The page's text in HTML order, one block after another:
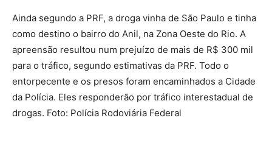
Ainda segundo a PRF, a droga vinha de São Paulo e tinha
como destino o bairro do Anil, na Zona Oeste do Rio. A
apreensão resultou num prejuízo de mais de R$ 300 mil
para o tráfico, segundo estimativas da PRF. Todo o
entorpecente e os presos foram encaminhados a Cidade
da Polícia. Eles responderão por tráfico interestadual de
drogas. Foto: Polícia Rodoviária Federal